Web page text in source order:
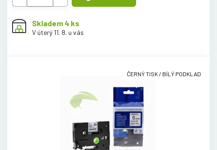
Skladem 4 ks
V úterý 11. 8. u vás
ČERNÝ TISK / BÍLÝ PODKLAD